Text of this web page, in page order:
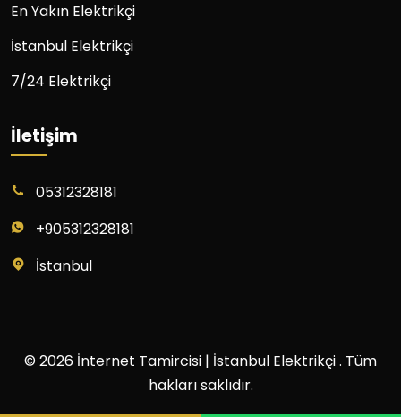
En Yakın Elektrikçi
İstanbul Elektrikçi
7/24 Elektrikçi
İletişim
05312328181
+905312328181
İstanbul
© 2026 İnternet Tamircisi | İstanbul Elektrikçi . Tüm
hakları saklıdır.